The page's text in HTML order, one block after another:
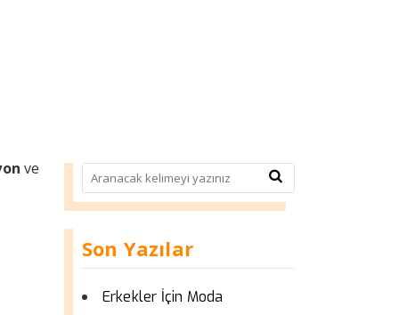
ve
Son Yazılar
Erkekler İçin Moda